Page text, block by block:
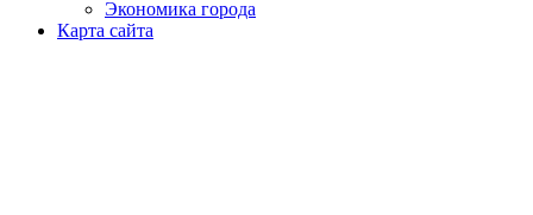
Экономика города
Карта сайта